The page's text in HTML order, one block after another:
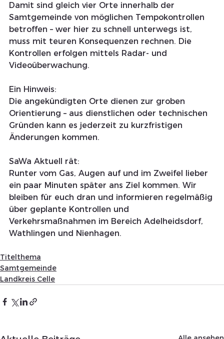
Damit sind gleich vier Orte innerhalb der
Samtgemeinde von möglichen Tempokontrollen
betroffen – wer hier zu schnell unterwegs ist,
muss mit teuren Konsequenzen rechnen. Die
Kontrollen erfolgen mittels Radar- und
Videoüberwachung.
Ein Hinweis:
Die angekündigten Orte dienen zur groben
Orientierung – aus dienstlichen oder technischen
Gründen kann es jederzeit zu kurzfristigen
Änderungen kommen.
SaWa Aktuell rät:
Runter vom Gas, Augen auf und im Zweifel lieber
ein paar Minuten später ans Ziel kommen. Wir
bleiben für euch dran und informieren regelmäßig
über geplante Kontrollen und
Verkehrsmaßnahmen im Bereich Adelheidsdorf,
Wathlingen und Nienhagen.
Titelthema
Samtgemeinde
Landkreis Celle